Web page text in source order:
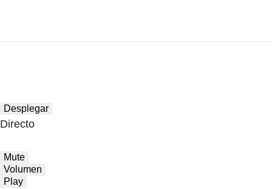
Desplegar
Directo
Mute
Volumen
Play